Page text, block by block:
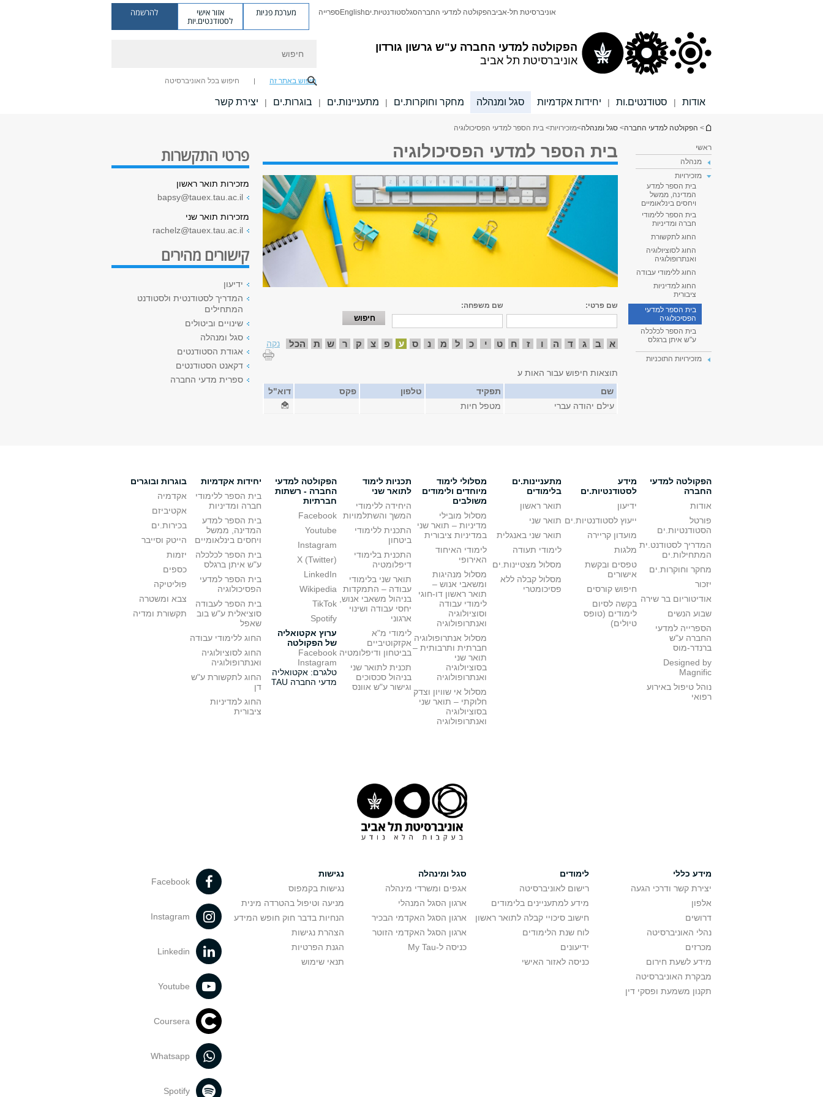
הפקולטה למדעי החברה ע"ש גרשון גורדון
אוניברסיטת תל אביב
אוניברסיטת תל-אביבהפקולטה למדעי החברהסגלסטודנטיות.יםEnglishספרייה מערכת פניות אזור אישי
לסטודנטים.יות
להרשמה
חיפוש באתר זה חיפוש בכל האוניברסיטה
אודות | סטודנטים.ות | יחידות אקדמיות סגל ומנהלה מחקר וחוקרות.ים | מתעניינות.ים | בוגרות.ים | יצירת קשר
הינך נמצא כאן
> הפקולטה למדעי החברה> סגל ומנהלה>מזכירויות> בית הספר למדעי הפסיכולוגיה
ראשי
מנהלה
מזכירויות
בית הספר למדע
המדינה, ממשל
ויחסים בינלאומיים
בית הספר ללימודי
חברה ומדיניות
החוג לתקשורת
החוג לסוציולוגיה
ואנתרופולוגיה
החוג ללימודי עבודה
החוג למדיניות
ציבורית
בית הספר למדעי
הפסיכולוגיה
בית הספר לכלכלה
ע"ש איתן ברגלס
מזכירויות התוכניות
בית הספר למדעי הפסיכולוגיה
שם פרטי: שם משפחה:
א ב ג ד ה ו ז ח ט י כ ל מ נ ס ע פ צ ק ר ש ת הכל נקה
תוצאות חיפוש עבור האות ע
שם
תפקיד טלפון פקס
דוא"ל
עילם יהודה עברי
מטפל חיות
פרטי התקשרות
מזכירות תואר ראשון
bapsy@tauex.tau.ac.il
מזכירות תואר שני
rachelz@tauex.tau.ac.il
קישורים מהירים
ידיעון
המדריך לסטודנטית ולסטודנט
המתחילים
שינויים וביטולים
סגל ומנהלה
אגודת הסטודנטים
דקאנט הסטודנטים
ספרית מדעי החברה
הפקולטה למדעי
החברה
אודות
פורטל
הסטודנטיות.ים
המדריך לסטודנט.ית
המתחילות.ים
מחקר וחוקרות.ים
יזכור
אודיטוריום בר שירה
שבוע הנשים
הספרייה למדעי
החברה ע"ש
ברנדר-מוס
Designed by
Magnific
נוהל טיפול באירוע
רפואי
מידע
לסטודנטיות.ים
ידיעון
ייעוץ לסטודנטיות.ים
מועדון קריירה
מלגות
טפסים ובקשת
אישורים
חיפוש קורסים
בקשה לסיום
לימודים (טופס
טיולים)
מתעניינות.ים
בלימודים
תואר ראשון
תואר שני
תואר שני באנגלית
לימודי תעודה
מסלול מצטיינות.ים
מסלול קבלה ללא
פסיכומטרי
מסלולי לימוד
מיוחדים ולימודים
משולבים
מסלול מובילי
מדיניות – תואר שני
במדיניות ציבורית
לימודי האיחוד
האירופי
מסלול מנהיגות
ומשאבי אנוש –
תואר ראשון דו-חוגי
לימודי עבודה
וסוציולוגיה
ואנתרופולוגיה
מסלול אנתרופולוגיה
חברתית ותרבותית –
תואר שני
בסוציולוגיה
ואנתרופולוגיה
מסלול אי שוויון וצדק
חלוקתי – תואר שני
בסוציולוגיה
ואנתרופולוגיה
תכניות לימוד
לתואר שני
היחידה ללימודי
המשך והשתלמויות
התכנית ללימודי
ביטחון
התכנית בלימודי
דיפלומטיה
תואר שני בלימודי
עבודה – התמקדות
בניהול משאבי אנוש,
יחסי עבודה ושינוי
ארגוני
לימודי מ"א
אקזקוטיביים
בביטחון ודיפלומטיה
תכנית לתואר שני
בניהול סכסוכים
וגישור ע"ש אוונס
הפקולטה למדעי
החברה - רשתות
חברתיות
Facebook
Youtube
Instagram
X (Twitter)
LinkedIn
Wikipedia
TikTok
Spotify
ערוץ אקטואליה
של הפקולטה
Facebook
Instagram
טלגרם: אקטואליה
מדעי החברה TAU
יחידות אקדמיות
בית הספר ללימודי
חברה ומדיניות
בית הספר למדע
המדינה, ממשל
ויחסים בינלאומיים
בית הספר לכלכלה
ע"ש איתן ברגלס
בית הספר למדעי
הפסיכולוגיה
בית הספר לעבודה
סוציאלית ע"ש בוב
שאפל
החוג ללימודי עבודה
החוג לסוציולוגיה
ואנתרופולוגיה
החוג לתקשורת ע"ש
דן
החוג למדיניות
ציבורית
בוגרות ובוגרים
אקדמיה
אקטיביזם
בכירות.ים
הייטק וסייבר
יזמות
כספים
פוליטיקה
צבא ומשטרה
תקשורת ומדיה
מידע כללי
יצירת קשר ודרכי הגעה
אלפון
דרושים
נהלי האוניברסיטה
מכרזים
מידע לשעת חירום
מבקרת האוניברסיטה
תקנון משמעת ופסקי דין
לימודים
רישום לאוניברסיטה
מידע למתעניינים בלימודים
חישוב סיכויי קבלה לתואר ראשון
לוח שנת הלימודים
ידיעונים
כניסה לאזור האישי
סגל ומינהלה
אגפים ומשרדי מינהלה
ארגון הסגל המנהלי
ארגון הסגל האקדמי הבכיר
ארגון הסגל האקדמי הזוטר
כניסה ל-My Tau
נגישות
נגישות בקמפוס
מניעה וטיפול בהטרדה מינית
הנחיות בדבר חוק חופש המידע
הצהרת נגישות
הגנת הפרטיות
תנאי שימוש
Facebook
Instagram
Linkedin
Youtube
Coursera
Whatsapp
Spotify